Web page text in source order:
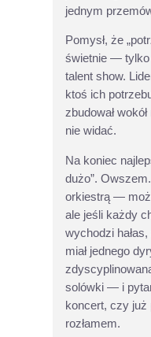
jednym
Pomysł, że
świetnie — tylko
talent show.
ktoś ich
zbudował
nie widać.
Na koniec
dużo”.
orkiestrą —
ale jeśli każdy
wychodzi
miał jednego
solówki — i
koncert, czy już
rozłamem.